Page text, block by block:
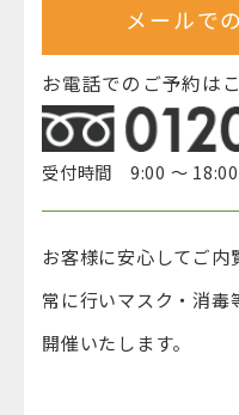
メールで
お電話でのご予約は
受付時間 9:00 ～
お客様に安心してご内
常に行いマスク・消毒
開催いたします。